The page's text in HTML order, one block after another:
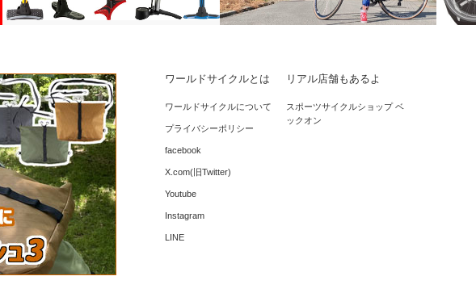
*買ってきたロードバイクの賞味期限
は、何もしなければ3日だけ。
スタンディングスティルから、ボトルを
置いて、拾う。
ワールドサイクルとは
ワールドサイクルについて
プライバシーポリシー
facebook
X.com(旧Twitter)
Youtube
Instagram
LINE
リアル店舗もあるよ
スポーツサイクルショップ ベ
ックオン